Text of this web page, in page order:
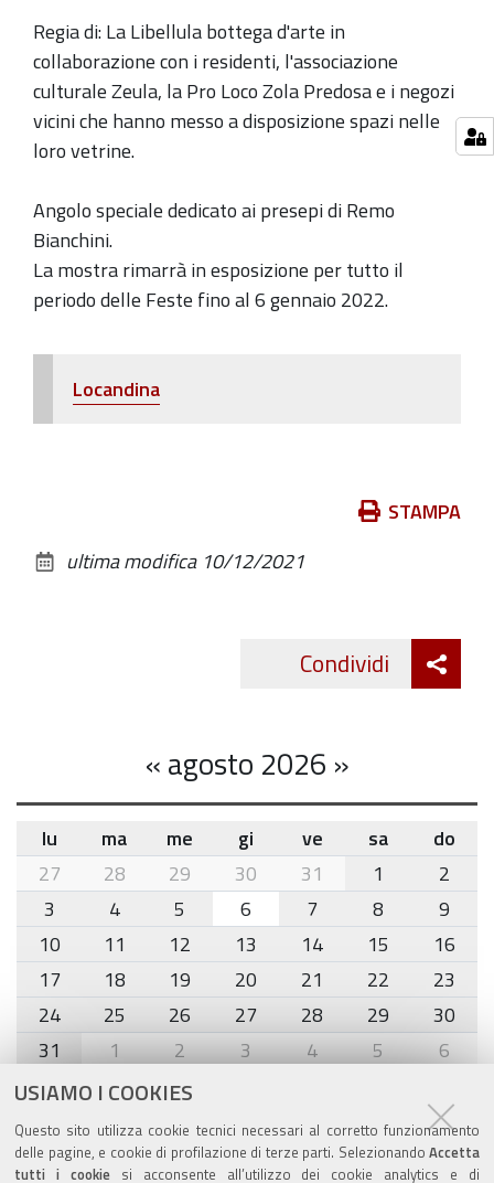
USIAMO I COOKIES
Questo sito utilizza cookie tecnici necessari al corretto funzionamento
delle pagine, e cookie di profilazione di terze parti. Selezionando Accetta
tutti i cookiesi acconsente all’utilizzo dei cookie analytics e di
2022
2021-
12-
08T00:00:00+01:00
12-
08T23:59:59+01:00
Benedizione
ed
8
dicembre,
ore
Regia di: La Libellula bottega d'arte in
collaborazione con i residenti, l'associazione
culturaleZeula, la Pro Loco Zola Predosa e i negozi
vicini che hanno messo a disposizione spazi nelle
loro vetrine.
Angolo speciale dedicato ai presepi di Remo
Bianchini.
La mostra rimarrà in esposizione per tutto il
periodo delle Feste fino al 6 gennaio 2022.
Locandina
documento
STAMPA
ultima modifica 10/12/2021
Condividi
«agosto 2026 »
month-
8
lu ma me gi ve sa
do
27
28 29 30 31 1
2
3
4 5 6 7 8
9
10
11 12 13 14 15
16
17
18 19 20 21 22
23
24
25 26 27 28 29
30
31
1 2 3 4 5 6
Agenda eventi
torna alla sezione